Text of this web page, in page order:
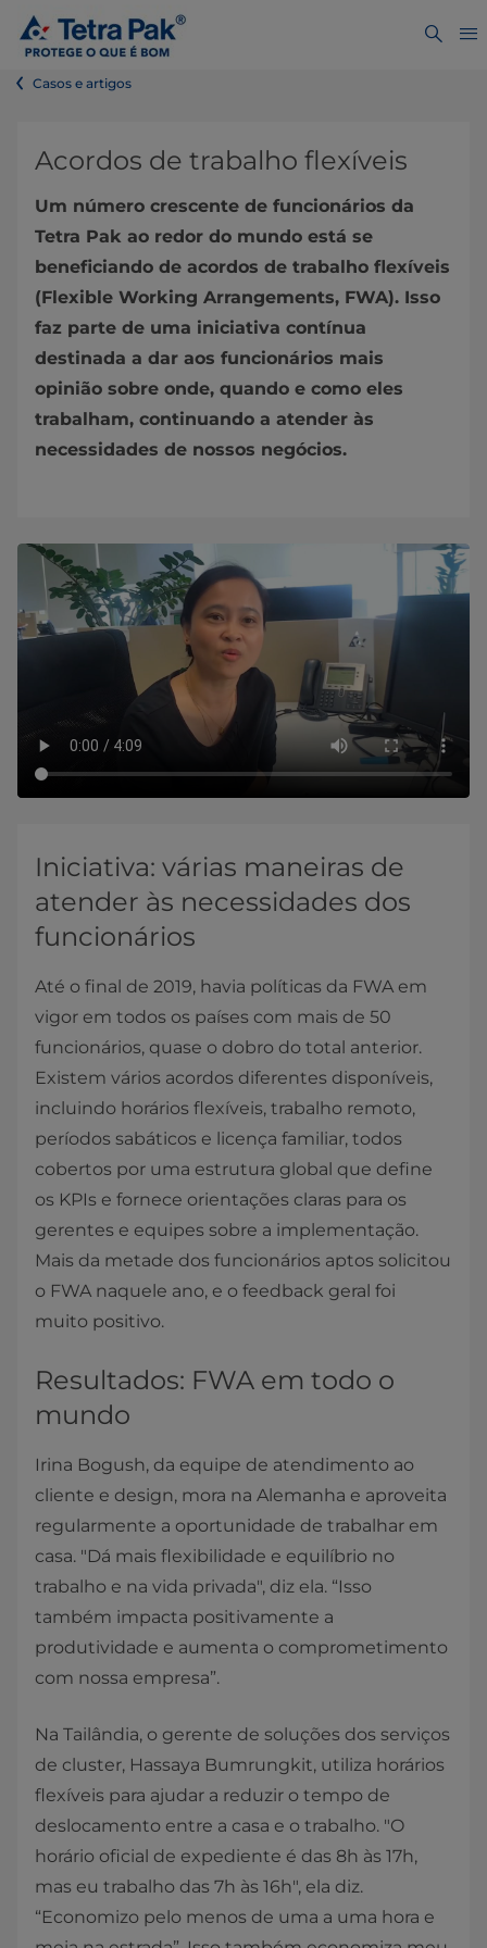
Casos e artigos
Acordos de trabalho flexíveis
Um número crescente de funcionários da
Tetra Pak ao redor do mundo está se
beneficiando de acordos de trabalho flexíveis
(Flexible Working Arrangements, FWA). Isso
faz parte de uma iniciativa contínua
destinada a dar aos funcionários mais
opinião sobre onde, quando e como eles
trabalham, continuando a atender às
necessidades de nossos negócios.
Iniciativa: várias maneiras de
atender às necessidades dos
funcionários
Até o final de 2019, havia políticas da FWA em
vigor em todos os países com mais de 50
funcionários, quase o dobro do total anterior.
Existem vários acordos diferentes disponíveis,
incluindo horários flexíveis, trabalho remoto,
períodos sabáticos e licença familiar, todos
cobertos por uma estrutura global que define
os KPIs e fornece orientações claras para os
gerentes e equipes sobre a implementação.
Mais da metade dos funcionários aptos solicitou
o FWA naquele ano, e o feedback geral foi
muito positivo.
Resultados: FWA em todo o
mundo
Irina Bogush, da equipe de atendimento ao
cliente e design, mora na Alemanha e aproveita
regularmente a oportunidade de trabalhar em
casa. "Dá mais flexibilidade e equilíbrio no
trabalho e na vida privada", diz ela. “Isso
também impacta positivamente a
produtividade e aumenta o comprometimento
com nossa empresa”.
Na Tailândia, o gerente de soluções dos serviços
de cluster, Hassaya Bumrungkit, utiliza horários
flexíveis para ajudar a reduzir o tempo de
deslocamento entre a casa e o trabalho. "O
horário oficial de expediente é das 8h às 17h,
mas eu trabalho das 7h às 16h", ela diz.
“Economizo pelo menos de uma a uma hora e